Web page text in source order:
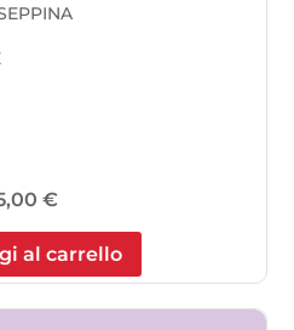
€
al carrello